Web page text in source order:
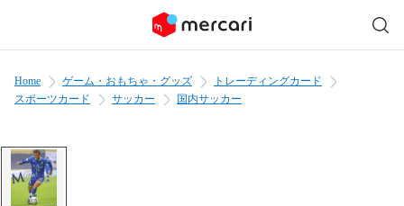
Home ゲーム・おもちゃ・グッズ
トレーディングカード
スポーツカード
サッカー 国内サッカー